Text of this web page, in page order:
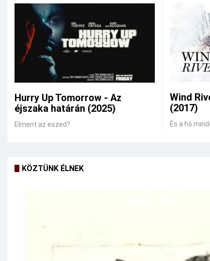
Hurry Up Tomorrow - Az
éjszaka határán (2025)
Elment az eszed?
Wind
(2017)
És a hó
KÖZTÜNK ÉLNEK